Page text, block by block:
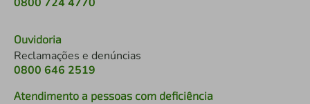
Ouvidoria
Reclamações e denúncias
0800 646 2519
Atendimento a pessoas com deficiência